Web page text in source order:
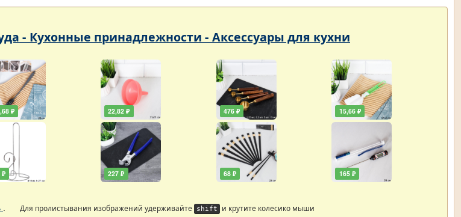
- Кухонные принадлежности - Аксессуары для кухни
₽
₽
22,82 ₽
227 ₽
476 ₽
68 ₽
15,66 ₽
165 ₽
. Для пролистывания изображений удерживайте shift и крутите колесико мыши